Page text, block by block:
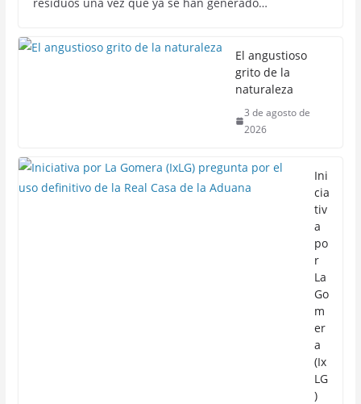
El angustioso
grito de la
naturaleza
3 de agosto de
2026
Ini
cia
tiv
a
po
r
La
Go
m
er
a
(Ix
LG
)